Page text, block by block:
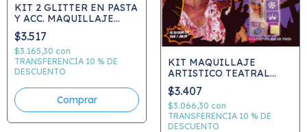
KIT 2 GLITTER EN PASTA
Y ACC. MAQUILLAJE
ARTISTICO TEATRAL
C.652
$3.517
$3.165,30 con
TRANSFERENCIA 10 % DE
DESCUENTO
Comprar
KIT MAQUILLAJE
ARTISTICO TEATRAL
ACUA Y ACCESORIOS
C.616
$3.407
$3.066,30 con
TRANSFERENCIA 10 % DE
DESCUENTO